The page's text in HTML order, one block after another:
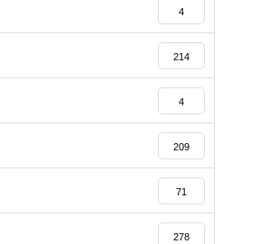
4
214
4
209
71
278